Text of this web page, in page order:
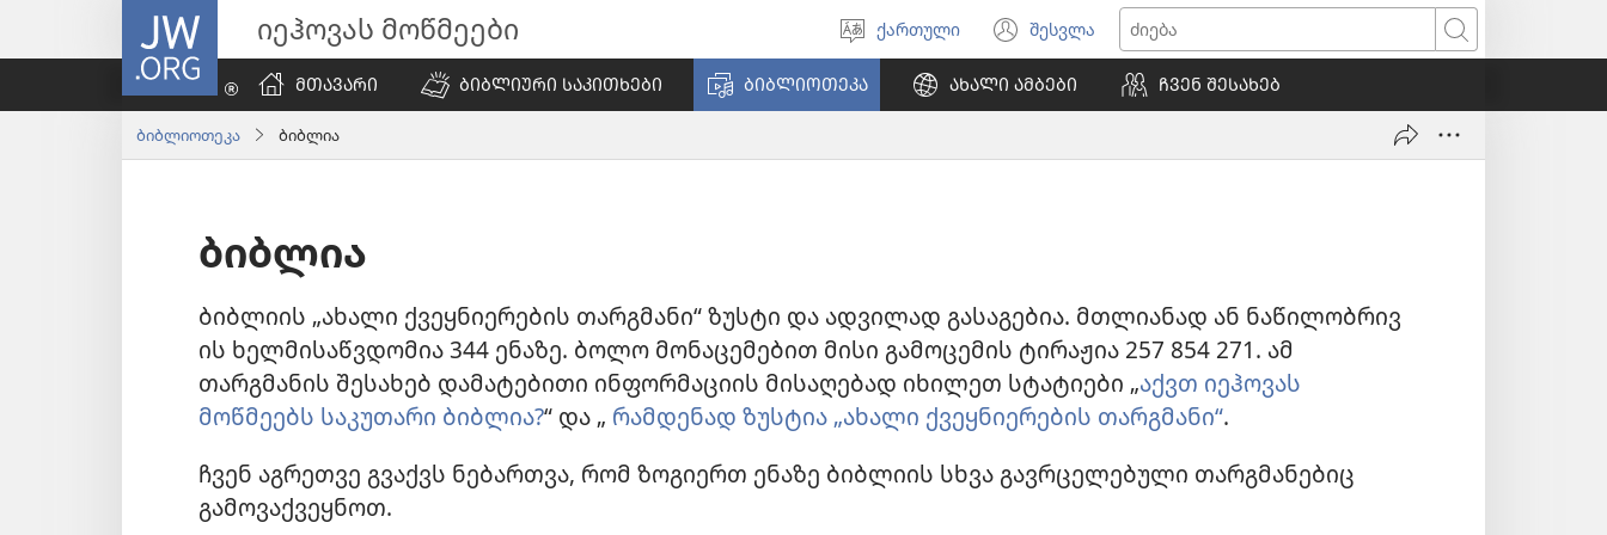
JW.ORG იეჰოვას მოწმეები
აირჩიეთ
ენა
ქართული შესვლა
(გაიხსნება
ახალი
ფანჯარა)
ძიება
ᲛᲗᲐᲕᲐᲠᲘ
ᲑᲘᲑᲚᲘᲣᲠᲘ ᲡᲐᲙᲘᲗᲮᲔᲑᲘ ᲑᲘᲑᲚᲘᲝᲗᲔᲙᲐ ᲐᲮᲐᲚᲘ ᲐᲛᲑᲔᲑᲘ ᲩᲕᲔᲜ ᲨᲔᲡᲐᲮᲔᲑ
ბიბლიოთეკა ბიბლია
ბიბლია
ბიბლიის „ახალი ქვეყნიერების თარგმანი“ ზუსტი და ადვილად გასაგებია. მთლიანად ან ნაწილობრივ
ის ხელმისაწვდომია344 ენაზე. ბოლო მონაცემებით მისი გამოცემის ტირაჟია 257 854 271. ამ
თარგმანის შესახებ დამატებითი ინფორმაციის მისაღებად იხილეთ სტატიები „აქვთ იეჰოვას
მოწმეებს საკუთარი ბიბლია?“ და „ რამდენად ზუსტია „ახალი ქვეყნიერების თარგმანი“.
ჩვენ აგრეთვე გვაქვს ნებართვა, რომ ზოგიერთ ენაზე ბიბლიის სხვა გავრცელებული თარგმანებიც
გამოვაქვეყნოთ.